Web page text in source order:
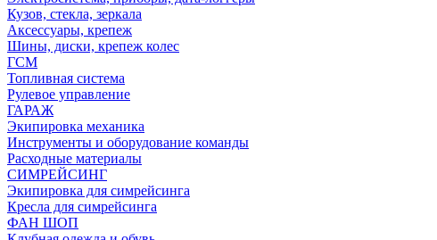
Кузов, стекла, зеркала
Аксессуары, крепеж
Шины, диски, крепеж колес
ГСМ
Топливная система
Рулевое управление
ГАРАЖ
Экипировка механика
Инструменты и оборудование команды
Расходные материалы
СИМРЕЙСИНГ
Экипировка для симрейсинга
Кресла для симрейсинга
ФАН ШОП